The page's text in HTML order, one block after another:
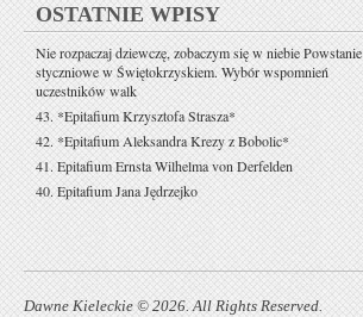
OSTATNIE WPISY
Nie rozpaczaj dziewczę, zobaczym się w niebie Powstanie
styczniowe w Świętokrzyskiem. Wybór wspomnień
uczestników walk
43. *Epitafium Krzysztofa Strasza*
42. *Epitafium Aleksandra Krezy z Bobolic*
41. Epitafium Ernsta Wilhelma von Derfelden
40. Epitafium Jana Jędrzejko
Dawne Kieleckie © 2026. All Rights Reserved.